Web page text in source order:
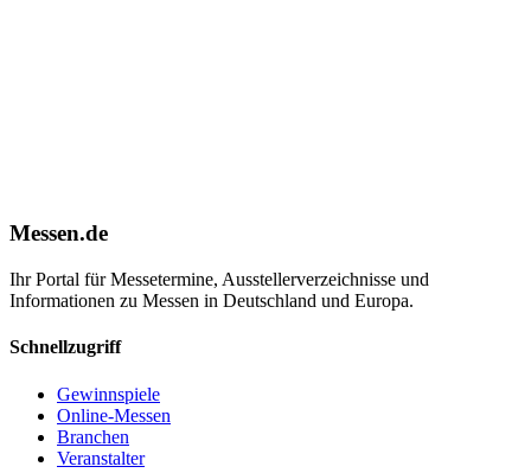
Messen.de
Ihr Portal für Messetermine, Ausstellerverzeichnisse und
Informationen zu Messen in Deutschland und Europa.
Schnellzugriff
Gewinnspiele
Online-Messen
Branchen
Veranstalter